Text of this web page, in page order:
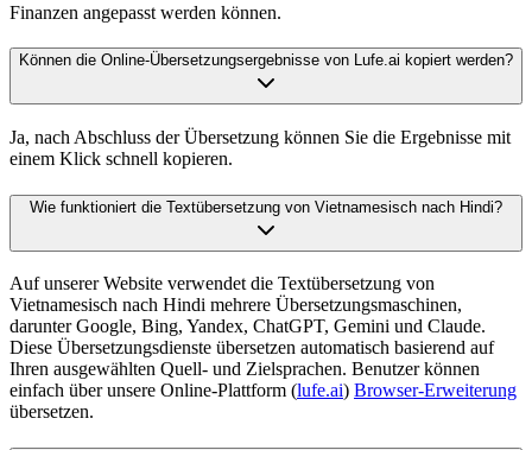
Finanzen angepasst werden können.
Können die Online-Übersetzungsergebnisse von Lufe.ai kopiert werden?
Ja, nach Abschluss der Übersetzung können Sie die Ergebnisse mit
einem Klick schnell kopieren.
Wie funktioniert die Textübersetzung von Vietnamesisch nach Hindi?
Auf unserer Website verwendet die Textübersetzung von
Vietnamesisch nach Hindi mehrere Übersetzungsmaschinen,
darunter Google, Bing, Yandex, ChatGPT, Gemini und Claude.
Diese Übersetzungsdienste übersetzen automatisch basierend auf
Ihren ausgewählten Quell- und Zielsprachen. Benutzer können
einfach über unsere Online-Plattform (lufe.ai) Browser-Erweiterung
übersetzen.